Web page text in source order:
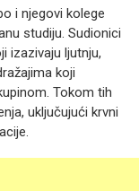
i njegovi kolege
studiju. Sudionici
izazivaju ljutnju,
koji
Tokom tih
uključujući krvni